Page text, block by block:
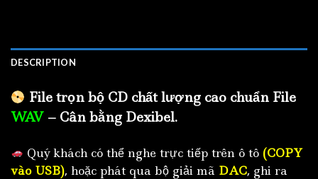
DESCRIPTION
File trọn bộ CD chất lượng cao chuẩn File
WAV – Cân bằng Dexibel.
Quý khách có thể nghe trực tiếp trên ô tô (COPY
vào USB), hoặc phát qua bộ giải mã DAC, ghi ra